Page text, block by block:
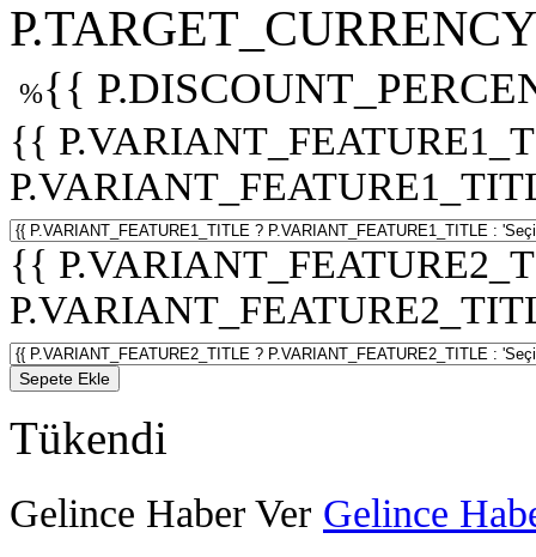
%{{
{{
{{
Sepete Ekle
Tükendi
Gelince Haber Ver Gelince